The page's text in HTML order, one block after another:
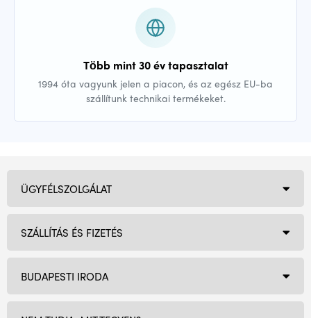
Több mint 30 év tapasztalat
1994 óta vagyunk jelen a piacon, és az egész EU-ba
szállítunk technikai termékeket.
BUDAPESTI IRODA
ÜGYFÉLSZOLGÁLAT
SZÁLLÍTÁS ÉS FIZETÉS